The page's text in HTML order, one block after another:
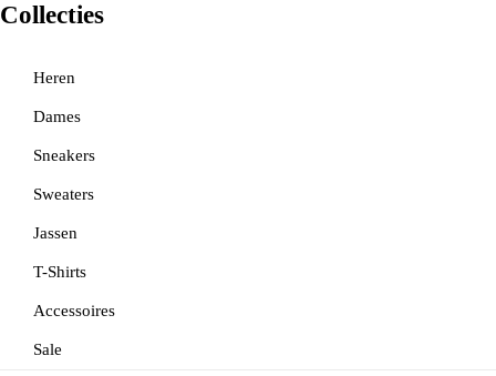
Collecties
Heren
Dames
Sneakers
Sweaters
Jassen
T-Shirts
Accessoires
Sale